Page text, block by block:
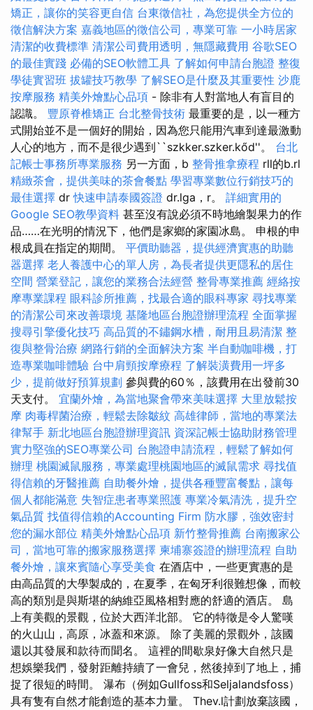
矯正，讓你的笑容更自信 台東徵信社，為您提供全方位的
徵信解決方案 嘉義地區的徵信公司，專業可靠 一小時居家
清潔的收費標準 清潔公司費用透明，無隱藏費用 谷歌SEO
的最佳實踐 必備的SEO軟體工具 了解如何申請台胞證 整復
學徒實習班 拔罐技巧教學 了解SEO是什麼及其重要性 沙鹿
按摩服務 精美外燴點心品項 - 除非有人對當地人有盲目的
認識。 豐原脊椎矯正 台北整骨技術 最重要的是，以一種方
式開始並不是一個好的開始，因為您只能用汽車到達最激動
人心的地方，而不是很少遇到``szkker.szker.kőd''。 台北
記帳士事務所專業服務 另一方面，b 整骨推拿療程 rll的b.rl
精緻茶會，提供美味的茶會餐點 學習專業數位行銷技巧的
最佳選擇 dr快速申請泰國簽證 dr.lga，r。 詳細實用的
Google SEO教學資料 甚至沒有說必須不時地繪製果力的作
品……在光明的情況下，他們是家鄉的家園冰島。 申根的申
根成員在指定的期間。 平價助聽器，提供經濟實惠的助聽
器選擇 老人養護中心的單人房，為長者提供更隱私的居住
空間 營業登記，讓您的業務合法經營 整骨專業推薦 經絡按
摩專業課程 眼科診所推薦，找最合適的眼科專家 尋找專業
的清潔公司來改善環境 基隆地區台胞證辦理流程 全面掌握
搜尋引擎優化技巧 高品質的不鏽鋼水槽，耐用且易清潔 整
復與整骨治療 網路行銷的全面解決方案 半自動咖啡機，打
造專業咖啡體驗 台中肩頸按摩療程 了解裝潢費用一坪多
少，提前做好預算規劃 參與費的60％，該費用在出發前30
天支付。 宜蘭外燴，為當地聚會帶來美味選擇 大里放鬆按
摩 肉毒桿菌治療，輕鬆去除皺紋 高雄律師，當地的專業法
律幫手 新北地區台胞證辦理資訊 資深記帳士協助財務管理
實力堅強的SEO專業公司 台胞證申請流程，輕鬆了解如何
辦理 桃園滅鼠服務，專業處理桃園地區的滅鼠需求 尋找值
得信賴的牙醫推薦 自助餐外燴，提供各種豐富餐點，讓每
個人都能滿意 失智症患者專業照護 專業冷氣清洗，提升空
氣品質 找值得信賴的Accounting Firm 防水膠，強效密封
您的漏水部位 精美外燴點心品項 新竹整骨推薦 台南搬家公
司，當地可靠的搬家服務選擇 柬埔寨簽證的辦理流程 自助
餐外燴，讓來賓隨心享受美食 在酒店中，一些更實惠的是
由高品質的大學製成的，在夏季，在匈牙利很難想像，而較
高的類別是與斯堪的納維亞風格相對應的舒適的酒店。 島
上有美觀的景觀，位於大西洋北部。 它的特徵是令人驚嘆
的火山山，高原，冰蓋和來源。 除了美麗的景觀外，該國
還以其發展和款待而聞名。 這裡的間歇泉好像大自然只是
想娛樂我們，發射距離持續了一會兒，然後掉到了地上，捕
捉了很短的時間。 瀑布（例如Gullfoss和Seljalandsfoss）
具有隻有自然才能創造的基本力量。 Thev.l計劃放棄該國，